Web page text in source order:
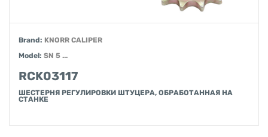
Brand: KNORR CALIPER
Model: SN 5 ...
RCK03117
ШЕСТЕРНЯ РЕГУЛИРОВКИ ШТУЦЕРА, ОБРАБОТАННАЯ НА
СТАНКЕ